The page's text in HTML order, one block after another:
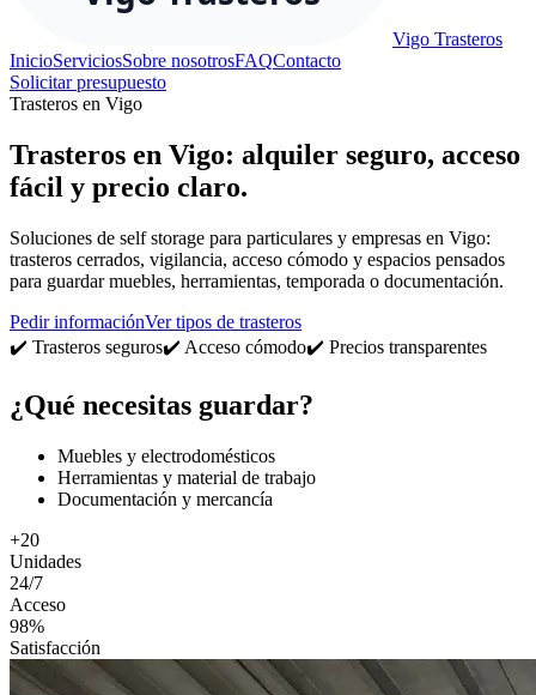
Vigo Trasteros
InicioServiciosSobre nosotrosFAQContacto
Solicitar presupuesto
Trasteros en Vigo
Trasteros en Vigo: alquiler seguro, acceso
fácil y precio claro.
Soluciones de self storage para particulares y empresas en Vigo:
trasteros cerrados, vigilancia, acceso cómodo y espacios pensados
para guardar muebles, herramientas, temporada o documentación.
Pedir informaciónVer tipos de trasteros
✔️ Trasteros seguros✔️ Acceso cómodo✔️ Precios transparentes
¿Qué necesitas guardar?
Muebles y electrodomésticos
Herramientas y material de trabajo
Documentación y mercancía
+20
Unidades
24/7
Acceso
98%
Satisfacción